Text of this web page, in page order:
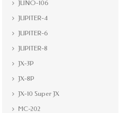
JUNO-106
JUPITER-4
JUPITER-6
JUPITER-8
JX-3P
JX-8P
JX-10 Super JX
MC-202